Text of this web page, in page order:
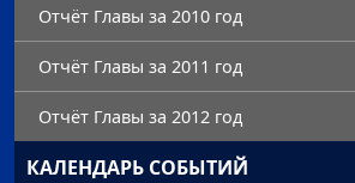
Отчёт Главы за 2010 год
Отчёт Главы за 2011 год
Отчёт Главы за 2012 год
КАЛЕНДАРЬ СОБЫТИЙ